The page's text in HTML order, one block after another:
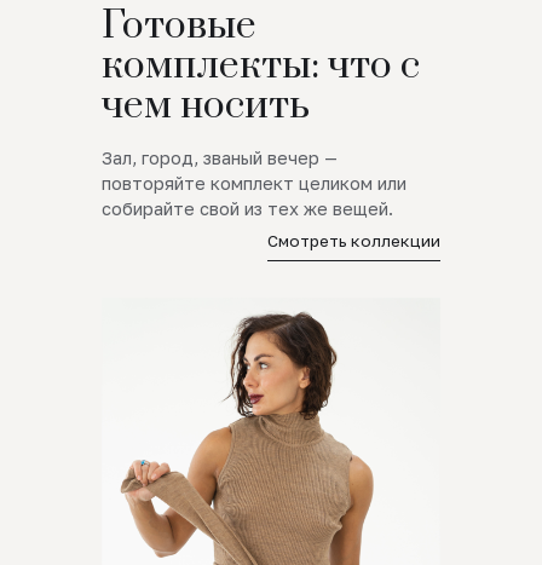
Готовые
комплекты: что с
чем носить
Зал, город, званый вечер —
повторяйте комплект целиком или
собирайте свой из тех же вещей.
Смотреть коллекции